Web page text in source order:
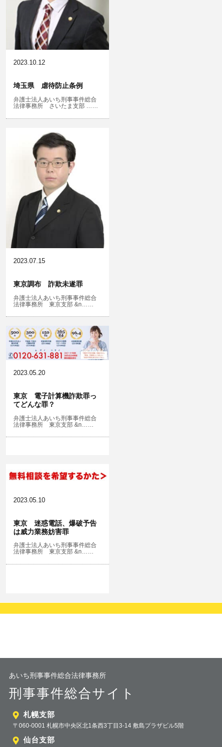
風営法・風適法違反
文書偽造・偽造文書行使
不正競争防止法
住居侵入等
名誉棄損・侮辱
2023.10.12
埼玉県 虐待防止条例
弁護士法人あいち刑事事件総合
法律事務所 さいたま支部 ……
2023.07.15
東京調布 詐欺未遂罪
弁護士法人あいち刑事事件総合
法律事務所 東京支部 &n……
2023.05.20
東京 電子計算機詐欺罪っ
てどんな罪？
弁護士法人あいち刑事事件総合
法律事務所 東京支部 &n……
2023.05.10
東京 迷惑電話、爆破予告
は威力業務妨害罪
弁護士法人あいち刑事事件総合
法律事務所 東京支部 &n……
あいち刑事事件総合法律事務所
刑事事件総合サイト
札幌支部
〒060-0001 札幌市中央区北1条西3丁目3-14 敷島プラザビル5階
仙台支部